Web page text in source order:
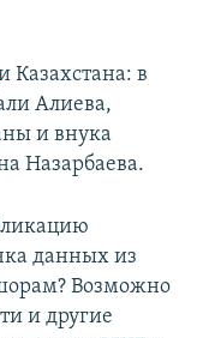
Казахстана: в
Алиева,
и внука
Назарбаева.
данных из
Возможно
и другие